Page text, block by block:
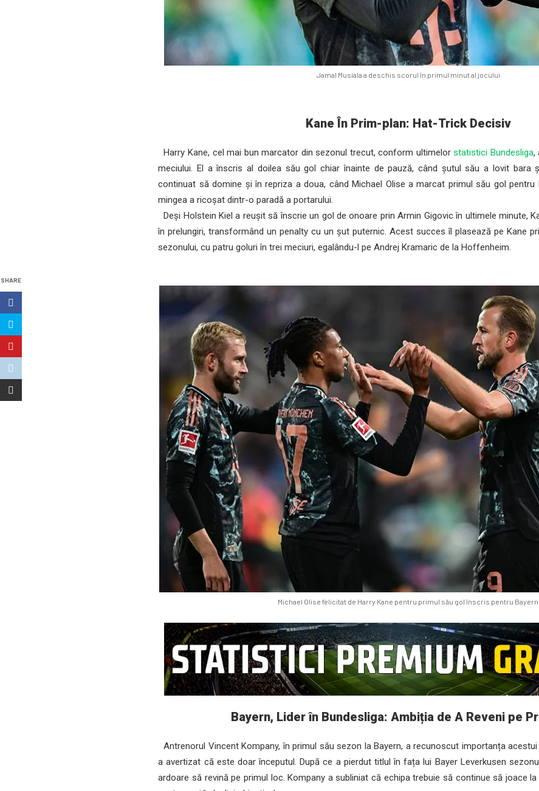
SHARE
Jamal Musiala a deschis scorul în primul minut al jocului
Kane În Prim-plan: Hat-Trick Decisiv
Harry Kane, cel mai bun marcator din sezonul trecut, conform ultimelorstatistici Bundesliga,
meciului. El a înscris al doilea său gol chiar înainte de pauză, când șutul său a lovit bara
continuat să domine și în repriza a doua, când Michael Olise a marcat primul său gol pentru
mingea a ricoșat dintr-o paradă a portarului.
Deși Holstein Kiel a reușit să înscrie un gol de onoare prin Armin Gigovic în ultimele minute,
în prelungiri, transformând un penalty cu un șut puternic. Acest succes îl plasează pe Kane
sezonului, cu patru goluri în trei meciuri, egalându-l pe Andrej Kramaric de la Hoffenheim.
Michael Olise felicitat de Harry Kane pentru primul său gol înscris pentru Bayern
Bayern, Lider în Bundesliga: Ambiția de A Reveni pe
Antrenorul Vincent Kompany, în primul său sezon la Bayern, a recunoscut importanța
a avertizat că este doar începutul. După ce a pierdut titlul în fața lui Bayer Leverkusen
ardoare să revină pe primul loc. Kompany a subliniat că echipa trebuie să continue să joace